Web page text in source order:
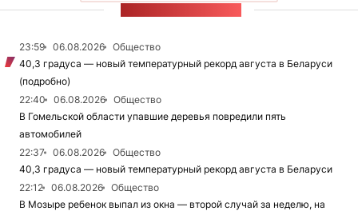
23:59 06.08.2026
Общество
40,3 градуса — новый температурный рекорд августа в Беларуси
(подробно)
22:40
06.08.2026
Общество
В Гомельской области упавшие деревья повредили пять
автомобилей
22:37
06.08.2026
Общество
40,3 градуса — новый температурный рекорд августа в Беларуси
22:12
06.08.2026
Общество
В Мозыре ребенок выпал из окна — второй случай за неделю, на